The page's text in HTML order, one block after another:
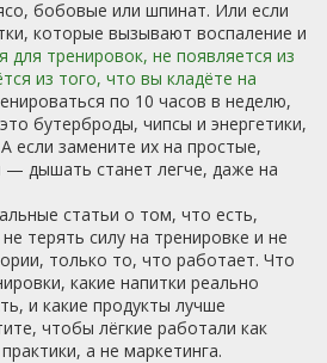
бобовые или шпинат. Или если
которые вызывают воспаление и
для тренировок, не появляется из
из того, что вы кладёте на
по 10 часов в неделю,
бутерброды, чипсы и энергетики,
если замените их на простые,
— дышать станет легче, даже на
статьи о том, что есть,
терять силу на тренировке и не
только то, что работает. Что
какие напитки реально
и какие продукты лучше
чтобы лёгкие работали как
а не маркетинга.